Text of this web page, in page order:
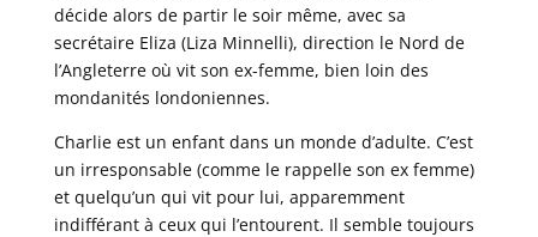
décide alors de partir le soir même, avec sa
secrétaire Eliza (Liza Minnelli), direction le Nord de
l’Angleterre où vit son ex-femme, bien loin des
mondanités londoniennes.
Charlie est un enfant dans un monde d’adulte. C’est
un irresponsable (comme le rappelle son ex femme)
et quelqu’un qui vit pour lui, apparemment
indifférant à ceux qui l’entourent. Il semble toujours